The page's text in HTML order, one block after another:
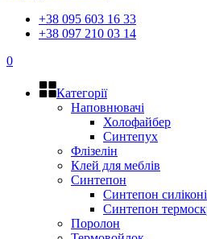
+38 095 603 16 33
+38 097 210 03 14
0
Категорії
Наповнювачі
Холофайбер
Синтепух
Флізелін
Клей для меблів
Синтепон
Синтепон
Синтепон
Поролон